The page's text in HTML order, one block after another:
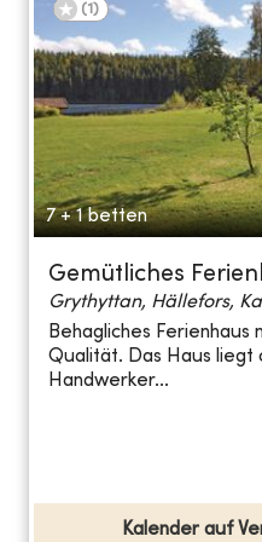
(1 )
7 + 1 betten
Gemütliches
Grythyttan, Hällefors,
Behagliches Ferienhaus
Qualität. Das Haus liegt
Handwerker...
Kalender auf